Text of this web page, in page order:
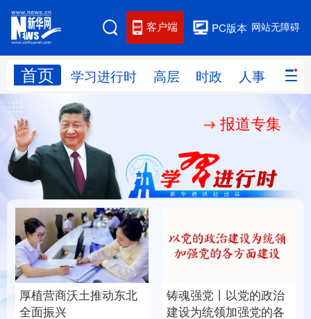
网站无障碍
PC版本
客户端
首页 学习进行时 高层 时政 人事 国际
网站地图
学习进行时 人事
国际 财经 网评
思客智库 全球连线 教育
科技 科创 量子 体育
文化 书画
访谈 视频 图片 政务
报道专集
厚植营商沃土推动东北
全面振兴
铸魂强党丨以党的政治
建设为统领加强党的各